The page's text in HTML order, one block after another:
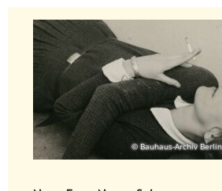
© Bauhaus-Archiv Berlin